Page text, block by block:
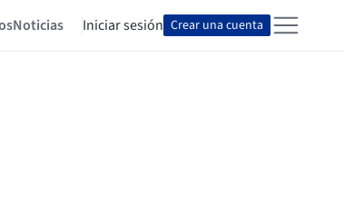
Noticias Iniciar sesión Crear una cuenta